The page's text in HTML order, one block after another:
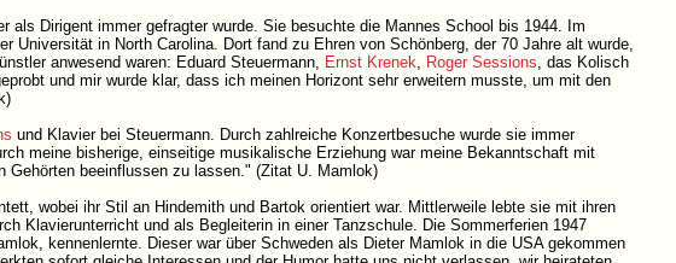
als Dirigent immer gefragter wurde. Sie besuchte die Mannes School bis 1944. Im
Universität in North Carolina. Dort fand zu Ehren von Schönberg, der 70 Jahre alt wurde,
anwesend waren: Eduard Steuermann, Ernst Krenek, Roger Sessions, das Kolisch
und mir wurde klar, dass ich meinen Horizont sehr erweitern musste, um mit den
und Klavier bei Steuermann. Durch zahlreiche Konzertbesuche wurde sie immer
meine bisherige, einseitige musikalische Erziehung war meine Bekanntschaft mit
beeinflussen zu lassen." (Zitat U. Mamlok)
wobei ihr Stil an Hindemith und Bartok orientiert war. Mittlerweile lebte sie mit ihren
Klavierunterricht und als Begleiterin in einer Tanzschule. Die Sommerferien 1947
kennenlernte. Dieser war über Schweden als Dieter Mamlok in die USA gekommen